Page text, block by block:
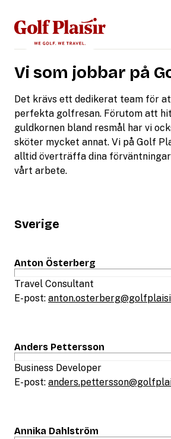
Vi som jobbar på
Det krävs ett dedikerat team för
perfekta golfresan. Förutom att
guldkornen bland resmål har vi
sköter mycket annat. Vi på Golf
alltid överträffa dina förväntningar
vårt arbete.
Sverige
Anton Österberg
Travel Consultant
E-post:
Anders Pettersson
Business Developer
E-post:
Annika Dahlström